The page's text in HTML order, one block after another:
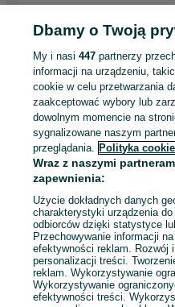
Deski tarasowe - Mazowieckie
Bemowo
KATEGORIA
ID:700058763
Zadzwoń / SMS
Dbamy o Twoją
My i nasi447 partnerzy
informacji na urządzeniu,
cookie w celu przetwarzania
zaakceptować wybory lub
dowolnym momencie na
sygnalizowane naszym
przeglądania. Polityka
Wraz z naszymi
zapewnienia:
Użycie dokładnych danych
charakterystyki urządzenia
odbiorców dzięki statystyce
Przechowywanie informacji
efektywności reklam. Rozwój
personalizacji treści.
reklam. Wykorzystywanie
Wykorzystywanie
efektywności treści.